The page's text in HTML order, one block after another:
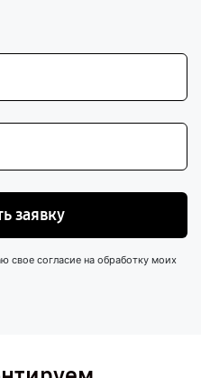
заявку
свое согласие на обработку моих